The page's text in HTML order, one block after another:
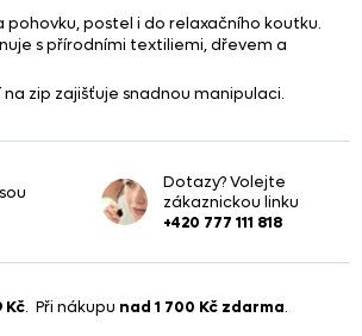
pohovku, postel i do relaxačního koutku.
s přírodními textiliemi, dřevem a
zip zajišťuje snadnou manipulaci.
Dotazy? Volejte
zákaznickou linku
+420 777 111 818
Kč. Při nákupu nad 1 700 Kč zdarma.